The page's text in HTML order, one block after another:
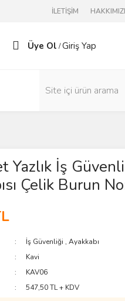
İLETİŞİM
Üye Ol /Giriş Yap
Yazlık İş
Çelik Burun
İş Güvenliği ,Ayakkabı
Kavi
KAV06
547,50 TL + KDV